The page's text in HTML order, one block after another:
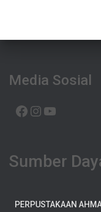
Media Sosial
FACEBOOK INSTAGRAM
Sumber
PERPUSTAKAAN